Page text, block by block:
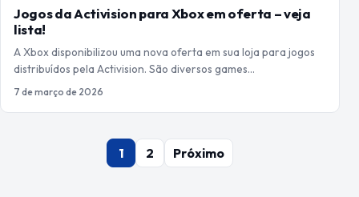
Jogos da Activision para Xbox em oferta – veja
lista!
A Xbox disponibilizou uma nova oferta em sua loja para jogos
distribuídos pela Activision. São diversos games…
7 de março de 2026
1 2 Próximo